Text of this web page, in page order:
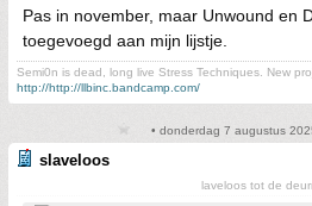
Pas in november, maar Unwound en
toegevoegd aan mijn lijstje.
Semi0n is dead, long live Stress Techniques. New
http://http://llbinc.bandcamp.com/
• donderdag 7 augustus
slaveloos
laveloos tot de